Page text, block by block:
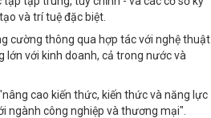
và trí tuệ đặc biệt.
cường thông qua hợp tác với nghệ thuật
lớn với kinh doanh, cả trong nước và
cao kiến ​​thức, kiến ​​thức và năng lực
ngành công nghiệp và thương mại".